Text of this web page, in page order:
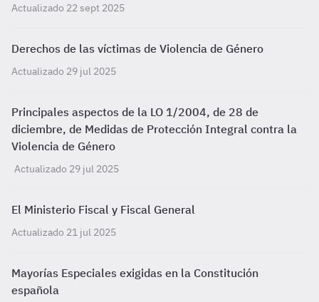
Actualizado 22 sept 2025
Derechos de las víctimas de Violencia de Género
Actualizado 29 jul 2025
Principales aspectos de la LO 1/2004, de 28 de
diciembre, de Medidas de Protección Integral contra la
Violencia de Género
Actualizado 29 jul 2025
El Ministerio Fiscal y Fiscal General
Actualizado 21 jul 2025
Mayorías Especiales exigidas en la Constitución
española